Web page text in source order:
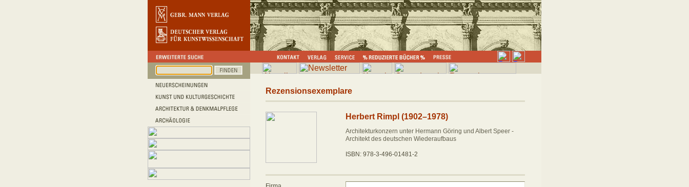
Rezensionsexemplare
Herbert Rimpl (1902–1978)
Architekturkonzern unter Hermann Göring und Albert Speer -
Architekt des deutschen Wiederaufbaus
ISBN: 978-3-496-01481-2